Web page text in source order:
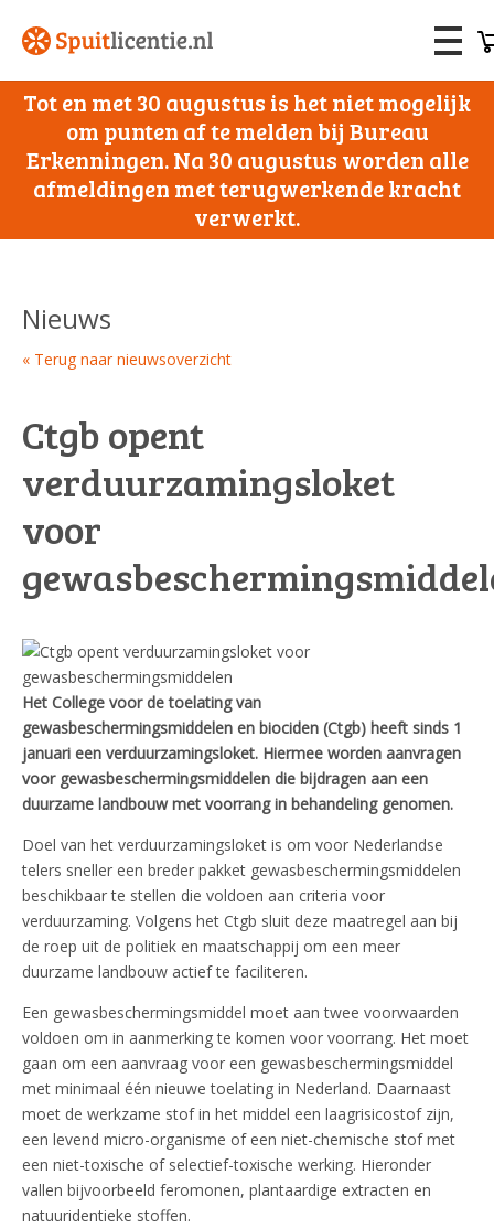
Tot en met 30 augustus is het niet mogelijk
om punten af te melden bij Bureau
Erkenningen. Na 30 augustus worden alle
afmeldingen met terugwerkende kracht
verwerkt.
Nieuws
« Terug naar nieuwsoverzicht
Ctgb opent
verduurzamingsloket
voor
Het College voor de toelating van
gewasbeschermingsmiddelen en biociden (Ctgb) heeft sinds 1
januari een verduurzamingsloket. Hiermee worden aanvragen
voor gewasbeschermingsmiddelen die bijdragen aan een
duurzame landbouw met voorrang in behandeling genomen.
Doel van het verduurzamingsloket is om voor Nederlandse
telers sneller een breder pakket gewasbeschermingsmiddelen
beschikbaar te stellen die voldoen aan criteria voor
verduurzaming. Volgens het Ctgb sluit deze maatregel aan bij
de roep uit de politiek en maatschappij om een meer
duurzame landbouw actief te faciliteren.
Een gewasbeschermingsmiddel moet aan twee voorwaarden
voldoen om in aanmerking te komen voor voorrang. Het moet
gaan om een aanvraag voor een gewasbeschermingsmiddel
met minimaal één nieuwe toelating in Nederland. Daarnaast
moet de werkzame stof in het middel een laagrisicostof zijn,
een levend micro-organisme of een niet-chemische stof met
een niet-toxische of selectief-toxische werking. Hieronder
vallen bijvoorbeeld feromonen, plantaardige extracten en
natuuridentieke stoffen.